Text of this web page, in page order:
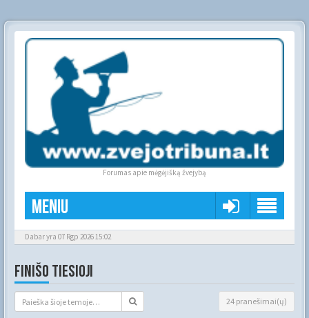
Forumas apie mėgėjišką žvejybą
Meniu
Dabar yra 07 Rgp 2026 15:02
FINIŠO TIESIOJI
24 pranešimai(ų)